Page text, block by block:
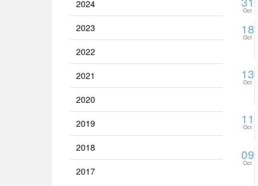
2024
2023
2022
2021
2020
2019
2018
2017
Oct
18
Oct
13
Oct
11
Oct
09
Oct